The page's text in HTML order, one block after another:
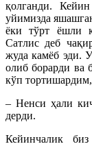
қолганди.
уйимизда
ёки тўрт ёшли
Сатлис деб
жуда камёб эди.
олиб борарди ва
кўп
– Ненси ҳали
дерди.
Кейинчалик